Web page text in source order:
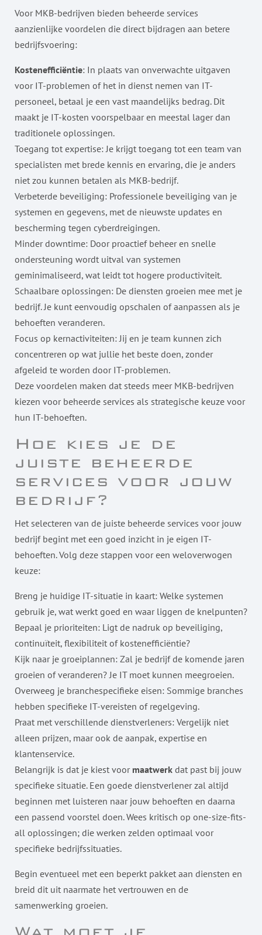
Voor MKB-bedrijven bieden beheerde services
aanzienlijke voordelen die direct bijdragen aan betere
bedrijfsvoering:
Kostenefficiëntie: In plaats van onverwachte uitgaven
voor IT-problemen of het in dienst nemen van IT-
personeel, betaal je een vast maandelijks bedrag. Dit
maakt je IT-kosten voorspelbaar en meestal lager dan
traditionele oplossingen.
Toegang tot expertise: Je krijgt toegang tot een team van
specialisten met brede kennis en ervaring, die je anders
niet zou kunnen betalen als MKB-bedrijf.
Verbeterde beveiliging: Professionele beveiliging van je
systemen en gegevens, met de nieuwste updates en
bescherming tegen cyberdreigingen.
Minder downtime: Door proactief beheer en snelle
ondersteuning wordt uitval van systemen
geminimaliseerd, wat leidt tot hogere productiviteit.
Schaalbare oplossingen: De diensten groeien mee met je
bedrijf. Je kunt eenvoudig opschalen of aanpassen als je
behoeften veranderen.
Focus op kernactiviteiten: Jij en je team kunnen zich
concentreren op wat jullie het beste doen, zonder
afgeleid te worden door IT-problemen.
Deze voordelen maken dat steeds meer MKB-bedrijven
kiezen voor beheerde services als strategische keuze voor
hun IT-behoeften.
Hoe kies je de
juiste beheerde
services voor jouw
bedrijf?
Het selecteren van de juiste beheerde services voor jouw
bedrijf begint met een goed inzicht in je eigen IT-
behoeften. Volg deze stappen voor een weloverwogen
keuze:
Breng je huidige IT-situatie in kaart: Welke systemen
gebruik je, wat werkt goed en waar liggen de knelpunten?
Bepaal je prioriteiten: Ligt de nadruk op beveiliging,
continuïteit, flexibiliteit of kostenefficiëntie?
Kijk naar je groeiplannen: Zal je bedrijf de komende jaren
groeien of veranderen? Je IT moet kunnen meegroeien.
Overweeg je branchespecifieke eisen: Sommige branches
hebben specifieke IT-vereisten of regelgeving.
Praat met verschillende dienstverleners: Vergelijk niet
alleen prijzen, maar ook de aanpak, expertise en
klantenservice.
Belangrijk is dat je kiest voor maatwerk dat past bij jouw
specifieke situatie. Een goede dienstverlener zal altijd
beginnen met luisteren naar jouw behoeften en daarna
een passend voorstel doen. Wees kritisch op one-size-fits-
all oplossingen; die werken zelden optimaal voor
specifieke bedrijfssituaties.
Begin eventueel met een beperkt pakket aan diensten en
breid dit uit naarmate het vertrouwen en de
samenwerking groeien.